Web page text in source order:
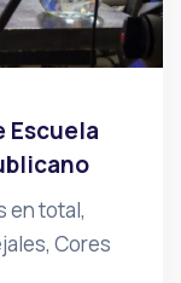
Escuela
en total,
Cores